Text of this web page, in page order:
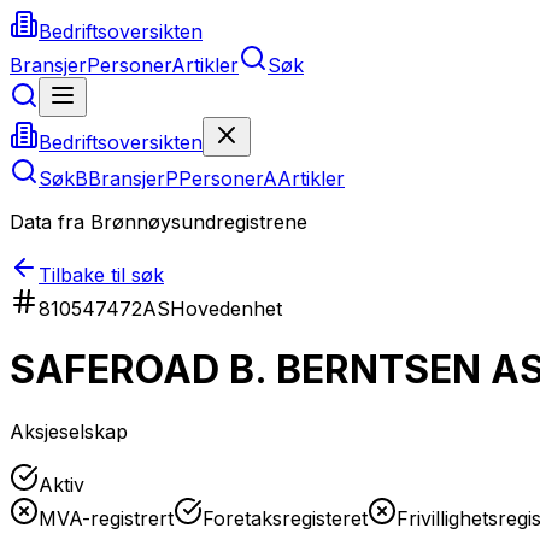
Bedriftsoversikten
BransjerPersonerArtikler Søk
Bedriftsoversikten
SøkBBransjerPPersonerAArtikler
Data fra Brønnøysundregistrene
Tilbake til søk
810547472ASHovedenhet
SAFEROAD B. BERNTSEN
Aksjeselskap
Aktiv
MVA-registrert
Foretaksregisteret